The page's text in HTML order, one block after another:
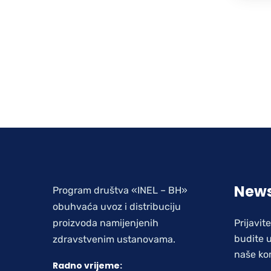
Program društva «INEL – BH»
obuhvaća uvoz i distribuciju
proizvoda namijenjenih
zdravstvenim ustanovama.
Radno vrijeme:
budite
naše